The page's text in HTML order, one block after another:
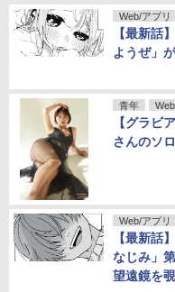
Web/アプリ
【最新話
ようぜ」
青年
【グラビ
さんのソ
Web/アプリ
【最新話
なじみ」
望遠鏡を